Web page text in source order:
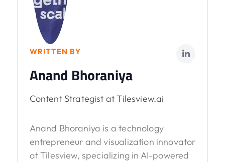
WRITTEN BY
Anand Bhoraniya
Content Strategist at Tilesview.ai
Anand Bhoraniya is a technology
entrepreneur and visualization innovator
at Tilesview, specializing in AI-powered